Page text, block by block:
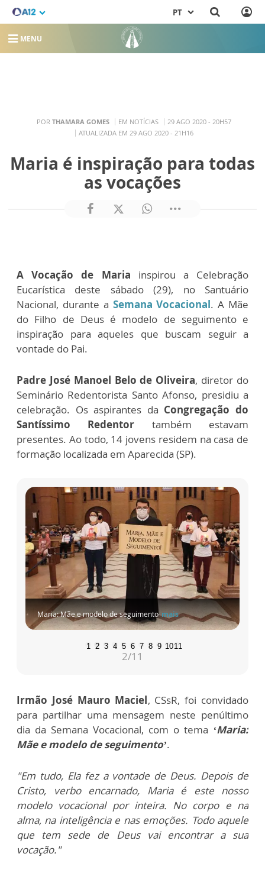
PT
MENU
POR THAMARA GOMES EM NOTÍCIAS
29 AGO 2020 - 20H57
ATUALIZADA EM 29 AGO 2020 - 21H16
Maria é inspiração para todas
as vocações
A Vocação de Maria inspirou a Celebração
Eucarística deste sábado (29), no Santuário
Nacional, durante a Semana Vocacional. A Mãe
do Filho de Deus é modelo de seguimento e
inspiração para aqueles que buscam seguir a
vontade do Pai.
Padre José Manoel Belo de Oliveira, diretor do
Seminário Redentorista Santo Afonso, presidiu a
celebração. Os aspirantes da Congregação do
Santíssimo Redentor também estavam
presentes. Ao todo, 14 jovens residem na casa de
formação localizada em Aparecida (SP).
Maria: Mãe e modelo de seguimento mais
1 2 3 4 5 6 7 8 9 1011
2/11
Irmão José Mauro Maciel, CSsR, foi convidado
para partilhar uma mensagem neste penúltimo
dia da Semana Vocacional, com o tema ‘Maria:
Mãe e modelo de seguimento’.
"Em tudo, Ela fez a vontade de Deus. Depois de
Cristo, verbo encarnado, Maria é este nosso
modelo vocacional por inteira. No corpo e na
alma, na inteligência e nas emoções. Todo aquele
que tem sede de Deus vai encontrar a sua
vocação."